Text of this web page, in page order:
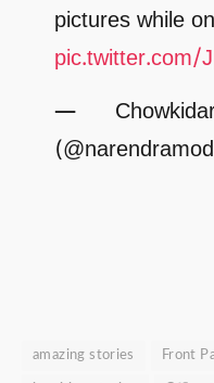
pictures while
pic.twitter.com/
—
amazing stories Front